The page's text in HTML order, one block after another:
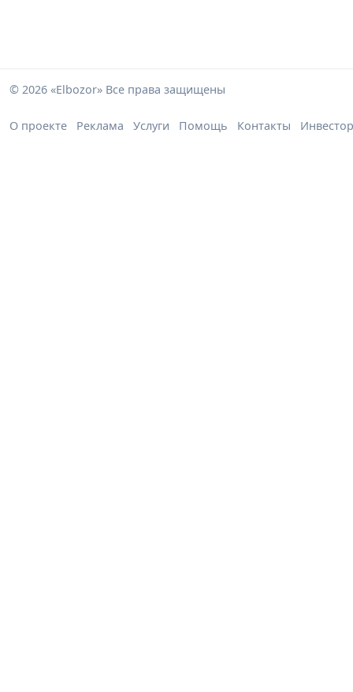
© 2026 «Elbozor» Все права защищены
О проекте Реклама Услуги Помощь Контакты